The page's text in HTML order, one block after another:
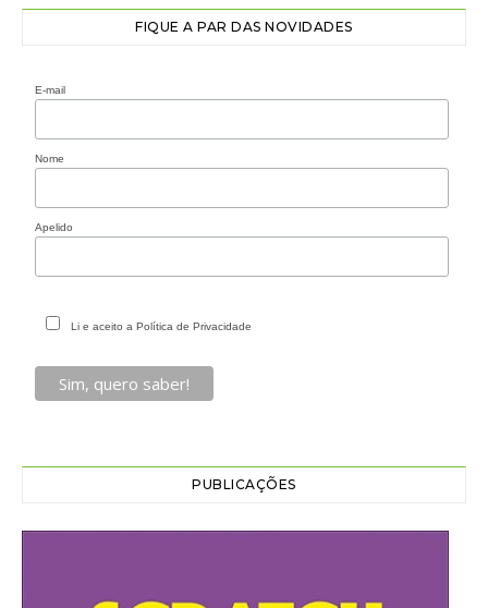
FIQUE A PAR DAS NOVIDADES
E-mail
Nome
Apelido
Li e aceito a Política de Privacidade
PUBLICAÇÕES